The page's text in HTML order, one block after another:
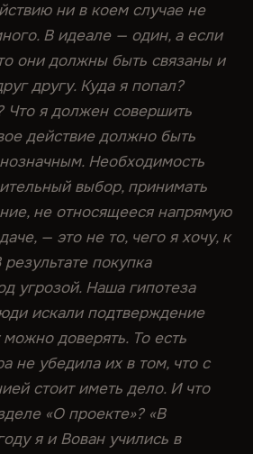
ни в коем случае не
В идеале — один, а если
они должны быть связаны и
другу. Куда я попал?
Что я должен совершить
действие должно быть
Необходимость
выбор, принимать
не относящееся напрямую
— это не то, чего я хочу, к
покупка
угрозой. Наша гипотеза
искали подтверждение
можно доверять. То есть
не убедила их в том, что с
стоит иметь дело. И что
«О проекте»? «В
я и Вован учились в